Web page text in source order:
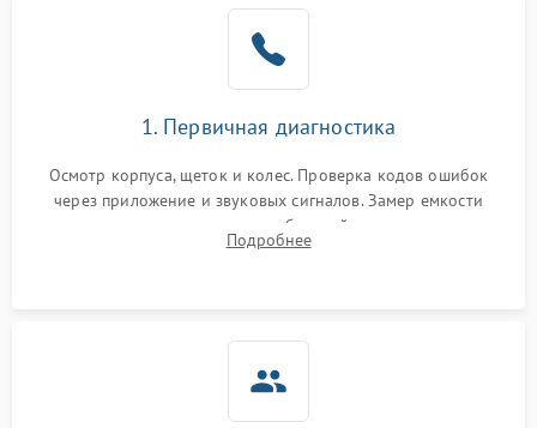
1. Первичная диагностика
Осмотр корпуса, щеток и колес. Проверка кодов ошибок
через приложение и звуковых сигналов. Замер емкости
аккумулятора и тестирование базовой станции зарядки.
Оценка работы лидара, бампера и датчиков падения для
Подробнее